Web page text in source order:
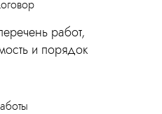
работ,
и порядок